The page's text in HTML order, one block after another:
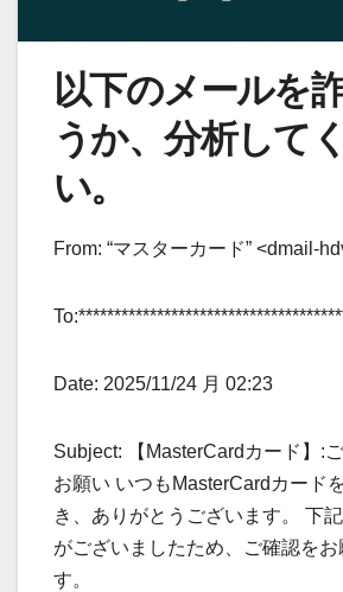
以下のメールを
うか、分析して
い。
From: “マスターカード” <dmail-
Date: 2025/11/24 月 02:23
Subject: 【MasterCardカード】:
お願い いつもMasterCardカード
き、ありがとうございます。 下
がございましたため、ご確認をお
す。